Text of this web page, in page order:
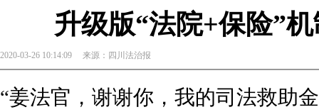
升级版“法院+保险”
2020-03-26 10:14:09 来源： 四川法治报
“姜法官，谢谢你，我的司法救助